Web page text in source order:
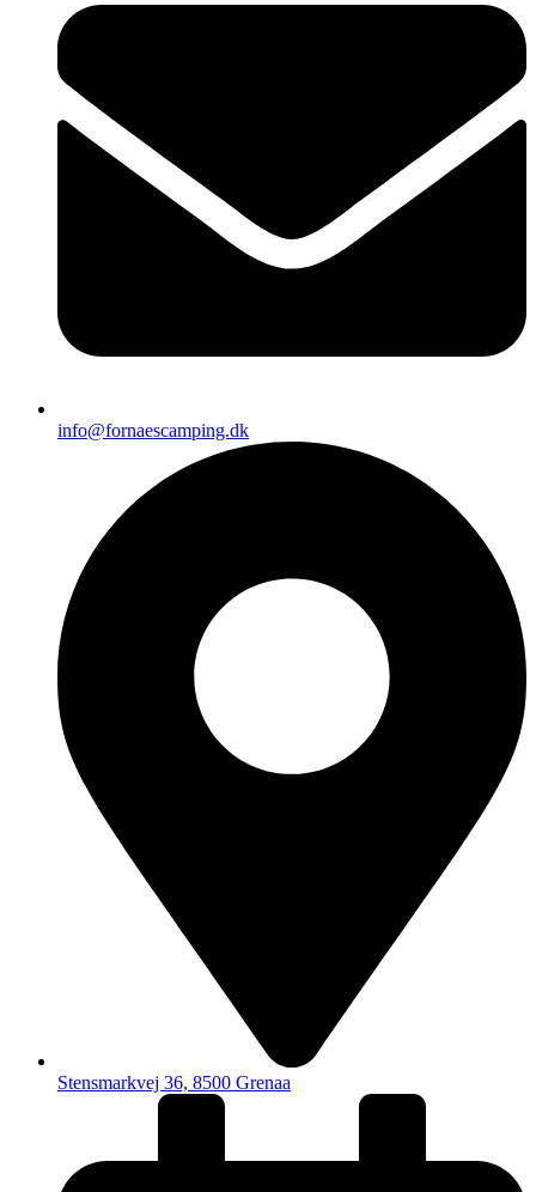
info@fornaescamping.dk
Stensmarkvej 36, 8500 Grenaa